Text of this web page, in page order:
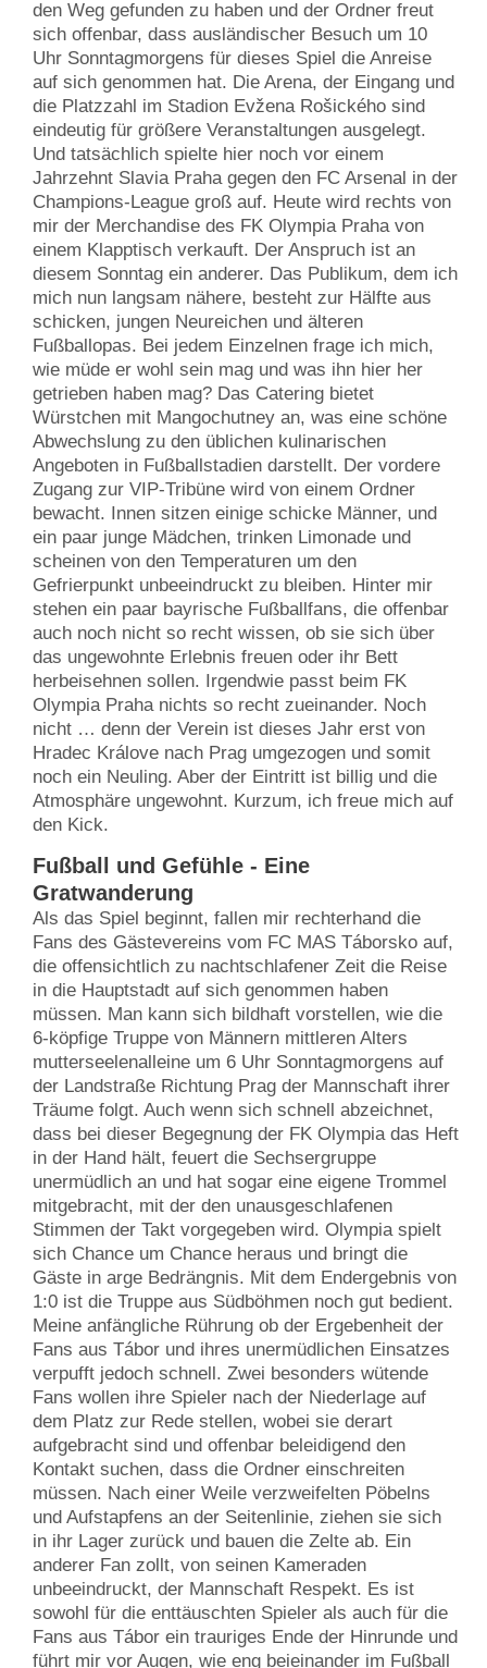
den Weg gefunden zu haben und der Ordner freut
sich offenbar, dass ausländischer Besuch um 10
Uhr Sonntagmorgens für dieses Spiel die Anreise
auf sich genommen hat. Die Arena, der Eingang und
die Platzzahl im Stadion Evžena Rošického sind
eindeutig für größere Veranstaltungen ausgelegt.
Und tatsächlich spielte hier noch vor einem
Jahrzehnt Slavia Praha gegen den FC Arsenal in der
Champions-League groß auf. Heute wird rechts von
mir der Merchandise des FK Olympia Praha von
einem Klapptisch verkauft. Der Anspruch ist an
diesem Sonntag ein anderer. Das Publikum, dem ich
mich nun langsam nähere, besteht zur Hälfte aus
schicken, jungen Neureichen und älteren
Fußballopas. Bei jedem Einzelnen frage ich mich,
wie müde er wohl sein mag und was ihn hier her
getrieben haben mag? Das Catering bietet
Würstchen mit Mangochutney an, was eine schöne
Abwechslung zu den üblichen kulinarischen
Angeboten in Fußballstadien darstellt. Der vordere
Zugang zur VIP-Tribüne wird von einem Ordner
bewacht. Innen sitzen einige schicke Männer, und
ein paar junge Mädchen, trinken Limonade und
scheinen von den Temperaturen um den
Gefrierpunkt unbeeindruckt zu bleiben. Hinter mir
stehen ein paar bayrische Fußballfans, die offenbar
auch noch nicht so recht wissen, ob sie sich über
das ungewohnte Erlebnis freuen oder ihr Bett
herbeisehnen sollen. Irgendwie passt beim FK
Olympia Praha nichts so recht zueinander. Noch
nicht … denn der Verein ist dieses Jahr erst von
Hradec Králove nach Prag umgezogen und somit
noch ein Neuling. Aber der Eintritt ist billig und die
Atmosphäre ungewohnt. Kurzum, ich freue mich auf
den Kick.
Fußball und Gefühle - Eine
Gratwanderung
Als das Spiel beginnt, fallen mir rechterhand die
Fans des Gästevereins vom FC MAS Táborsko auf,
die offensichtlich zu nachtschlafener Zeit die Reise
in die Hauptstadt auf sich genommen haben
müssen. Man kann sich bildhaft vorstellen, wie die
6-köpfige Truppe von Männern mittleren Alters
mutterseelenalleine um 6 Uhr Sonntagmorgens auf
der Landstraße Richtung Prag der Mannschaft ihrer
Träume folgt. Auch wenn sich schnell abzeichnet,
dass bei dieser Begegnung der FK Olympia das Heft
in der Hand hält, feuert die Sechsergruppe
unermüdlich an und hat sogar eine eigene Trommel
mitgebracht, mit der den unausgeschlafenen
Stimmen der Takt vorgegeben wird. Olympia spielt
sich Chance um Chance heraus und bringt die
Gäste in arge Bedrängnis. Mit dem Endergebnis von
1:0 ist die Truppe aus Südböhmen noch gut bedient.
Meine anfängliche Rührung ob der Ergebenheit der
Fans aus Tábor und ihres unermüdlichen Einsatzes
verpufft jedoch schnell. Zwei besonders wütende
Fans wollen ihre Spieler nach der Niederlage auf
dem Platz zur Rede stellen, wobei sie derart
aufgebracht sind und offenbar beleidigend den
Kontakt suchen, dass die Ordner einschreiten
müssen. Nach einer Weile verzweifelten Pöbelns
und Aufstapfens an der Seitenlinie, ziehen sie sich
in ihr Lager zurück und bauen die Zelte ab. Ein
anderer Fan zollt, von seinen Kameraden
unbeeindruckt, der Mannschaft Respekt. Es ist
sowohl für die enttäuschten Spieler als auch für die
Fans aus Tábor ein trauriges Ende der Hinrunde und
führt mir vor Augen, wie eng beieinander im Fußball